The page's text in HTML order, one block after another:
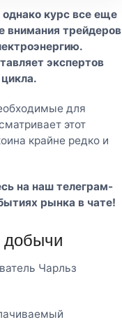
однако курс все еще
внимания трейдеров
экспертов
для
этот
крайне редко и
на наштелеграм-
рынка в чате!
добычи
Чарльз